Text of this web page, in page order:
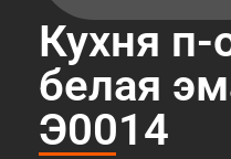
Кухня п-
белая
Э0014